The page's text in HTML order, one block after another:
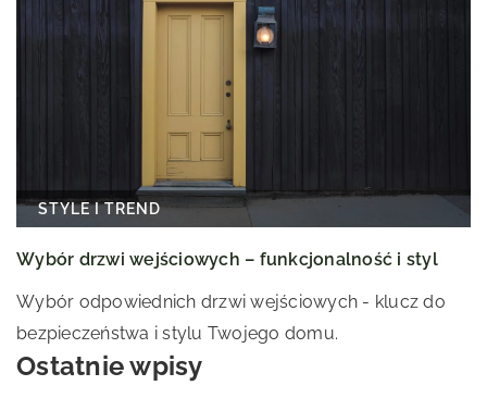
STYLE I TREND
Wybór drzwi wejściowych – funkcjonalność i styl
Wybór odpowiednich drzwi wejściowych - klucz do
bezpieczeństwa i stylu Twojego domu.
Ostatnie wpisy